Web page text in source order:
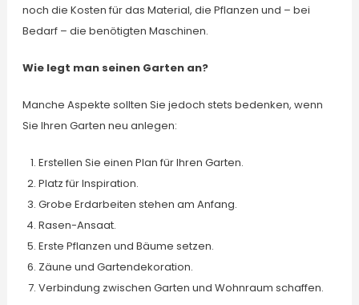
noch die Kosten für das Material, die Pflanzen und – bei
Bedarf – die benötigten Maschinen.
Wie legt man seinen Garten an?
Manche Aspekte sollten Sie jedoch stets bedenken, wenn
Sie Ihren Garten neu anlegen:
Erstellen Sie einen Plan für Ihren Garten.
Platz für Inspiration.
Grobe Erdarbeiten stehen am Anfang.
Rasen-Ansaat.
Erste Pflanzen und Bäume setzen.
Zäune und Gartendekoration.
Verbindung zwischen Garten und Wohnraum schaffen.